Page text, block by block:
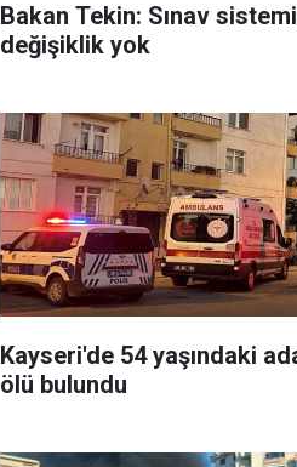
Bakan Tekin: Sınav
değişiklik yok
Kayseri'de 54 yaşındaki
ölü bulundu